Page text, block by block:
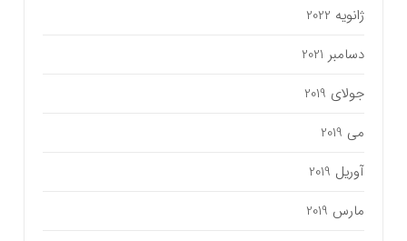
ژانویه 2022
دسامبر 2021
جولای 2019
می 2019
آوریل 2019
مارس 2019